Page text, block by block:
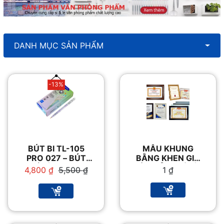
DANH MỤC SẢN PHẨM
-13%
BÚT BI TL-105
PRO 027 – BÚT
VIẾT ÊM MƯỢT
5,500₫
Giá
là:
5,500 ₫.
4,800 ₫ Giá
tại
là:
MẪU KHUNG
BẰNG KHEN GIÁ
TỐT MIỄN PHÍ VẬN
CHUYỂN
1 ₫